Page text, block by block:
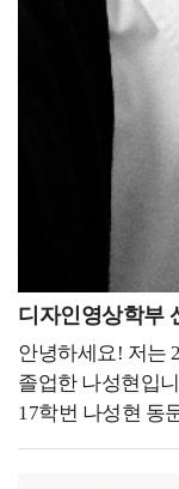
디자인영상학부
안녕하세요! 저는
졸업한 나성현입
17학번 나성현 동
사용성을 테스트